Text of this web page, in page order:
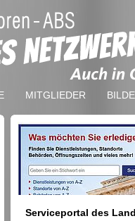
MITGLIEDER
Serviceportal des